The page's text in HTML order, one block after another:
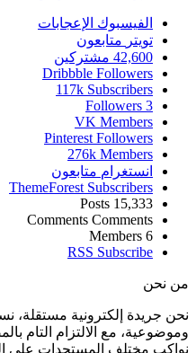
الفيسبوك الإعجابات
تويتر متابعون
42,600 مشتركين
Dribbble Followers
117k Subscribers
3
Followers
VK Members
Pinterest Followers
276k Members
انستغرام متابعون
ThemeForest Subscribers
15,333
Posts
Comments Comments
6
Members
RSS Subscribe
من نحن
نحن جريدة إلكترونية مستقلة،
وموضوعية، مع الالتزام التام
نواكب مختلف المستجدات على